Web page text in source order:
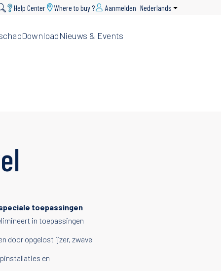
Help Center Where to buy ? Aanmelden Nederlands Aanvullende
DownloadNieuws & Events
toepassingen
in toepassingen
door opgelost ijzer, zwavel
en